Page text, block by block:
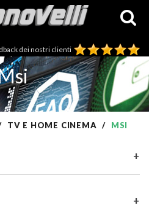
dei nostri clienti
TV E HOME CINEMA MSI
+
+